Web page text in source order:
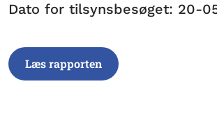
Dato for tilsynsbesøget: 20-
Læs rapporten